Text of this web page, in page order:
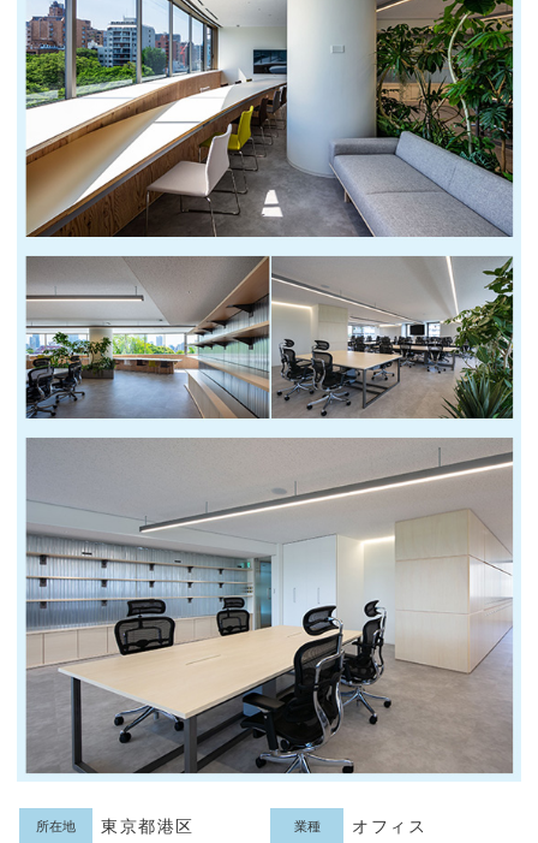
所在地 東京都港区 業種 オフィス